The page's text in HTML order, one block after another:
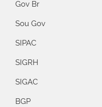
Gov Br
Sou Gov
SIPAC
SIGRH
SIGAC
BGP